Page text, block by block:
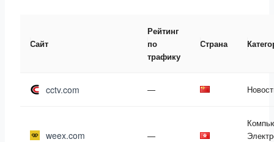
Сайт
Рейтинг
по
трафику
Страна
cctv.com —
weex.com —